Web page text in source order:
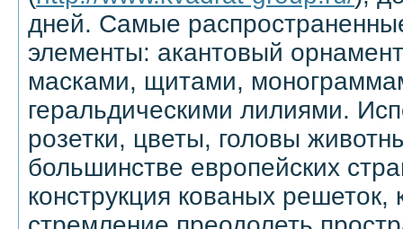
дней. Самые
элементы: акантовый
масками, щитами,
геральдическими лилиями.
розетки, цветы, головы
большинстве европейских
конструкция кованых решеток,